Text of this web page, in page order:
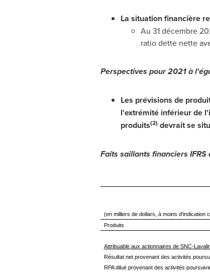
La situation financière
Au 31 décembre
ratio dette nette
Perspectives pour 2021 à
Les prévisions de
l'extrémité inférieur de
produits(2) devrait se
Faits saillants financiers
(en milliers de dollars, à moins d'indication
Produits
Attribuable aux actionnaires de SNC-
Résultat net provenant des activités
RPA dilué provenant des activités